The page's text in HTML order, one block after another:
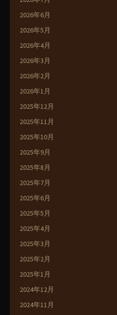
2026年6月
2026年5月
2026年4月
2026年3月
2026年2月
2026年1月
2025年12月
2025年11月
2025年10月
2025年9月
2025年8月
2025年7月
2025年6月
2025年5月
2025年4月
2025年3月
2025年2月
2025年1月
2024年12月
2024年11月